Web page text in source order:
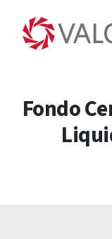
Fondo